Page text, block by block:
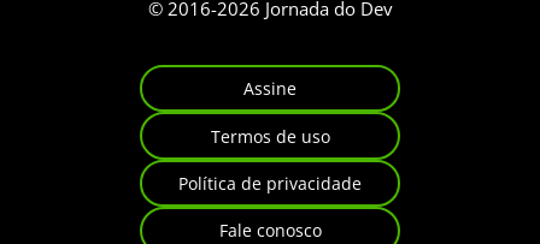
© 2016-2026 Jornada do Dev
Assine
Termos de uso
Política de privacidade
Fale conosco